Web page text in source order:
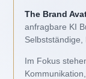
The Brand
anfragbare KI
Selbstständige,
Im Fokus